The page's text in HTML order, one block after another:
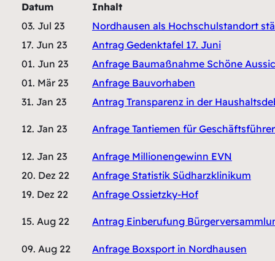
Datum
Inhalt
03. Jul 23
Nordhausen als Hochschulstandort
17. Jun 23
Antrag Gedenktafel 17. Juni
01. Jun 23
Anfrage Baumaßnahme Schöne
01. Mär 23
Anfrage Bauvorhaben
31. Jan 23
Antrag Transparenz in der
12. Jan 23 Anfrage Tantiemen für
12. Jan 23
Anfrage Millionengewinn EVN
20. Dez 22
Anfrage Statistik Südharzklinikum
19. Dez 22
Anfrage Ossietzky-Hof
15. Aug 22 Antrag Einberufung
09. Aug 22
Anfrage Boxsport in Nordhausen